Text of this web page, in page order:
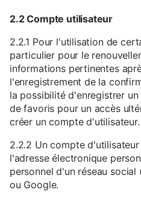
2.2 Compte utilisateur
2.2.1 Pour l'utilisation de
particulier pour le
informations pertinentes
l'enregistrement de la
la possibilité d'enregistrer
de favoris pour un accès
créer un compte d'utilisateur.
2.2.2 Un compte
l'adresse électronique
personnel d'un réseau
ou Google.